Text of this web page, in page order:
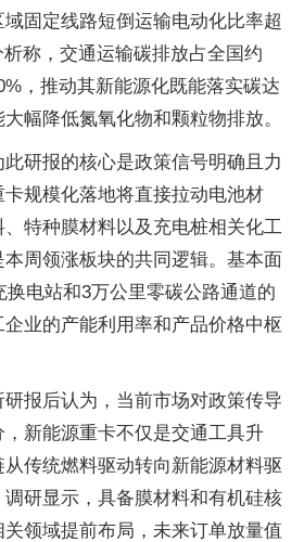
固定线路短倒运输电动化比率超
称，交通运输碳排放占全国约
，推动其新能源化既能落实碳达
幅降低氮氧化物和颗粒物排放。
研报的核心是政策信号明确且力
规模化落地将直接拉动电池材
特种膜材料以及充电桩相关化工
周领涨板块的共同逻辑。基本面
换电站和3万公里零碳公路通道的
业的产能利用率和产品价格中枢
报后认为，当前市场对政策传导
新能源重卡不仅是交通工具升
传统燃料驱动转向新能源材料驱
研显示，具备膜材料和有机硅核
领域提前布局，未来订单放量值